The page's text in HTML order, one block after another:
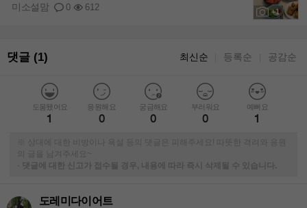
+1
0 612
미소설맘
댓글 (1) 최신순 등록순 공감순
도움됐어요
1
응원해요
0
궁금해요
0
부러워요
0
예뻐요
1
※ 상대에 대한 비방이나 욕설 등의 댓글은 피해주세요! 따뜻한 격려와 응원
의 글을 남겨주세요~
-
댓글에 대한 신고가 접수될 경우, 내용에 따라 즉시 삭제될 수 있습니다.
도레미다이어트